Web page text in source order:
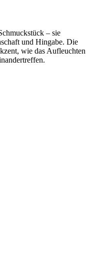
– sie
und Hingabe. Die
wie das Aufleuchten